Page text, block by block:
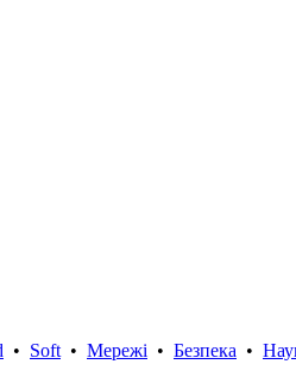
• Soft • Мережі • Безпека •